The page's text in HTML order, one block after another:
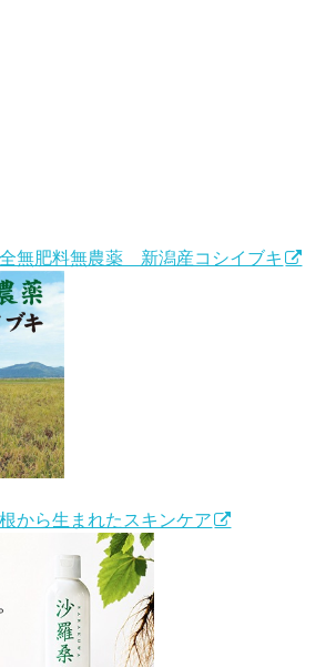
無肥料無農薬 新潟産コシイブキ
から生まれたスキンケア